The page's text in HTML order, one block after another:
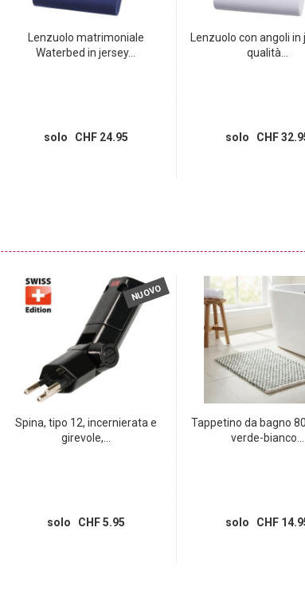
Lenzuolo matrimoniale
Waterbed in jersey...
solo CHF 24.95
Lenzuolo con angoli in
qualità...
solo CHF
NUOVO
Spina, tipo 12, incernierata e
girevole,...
solo CHF 5.95
Tappetino da bagno
verde-bianco...
solo CHF